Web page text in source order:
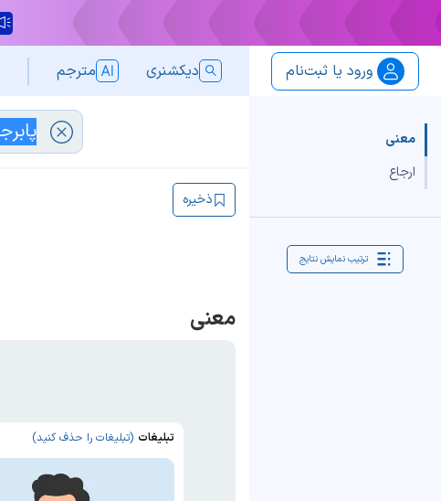
ورود یا ثبت‌نام دیکشنری مترجم
معنی
ارجاع
ترتیب نمایش نتایج
ذخیره
معنی
تبلیغات (تبلیغات را حذف کنید)